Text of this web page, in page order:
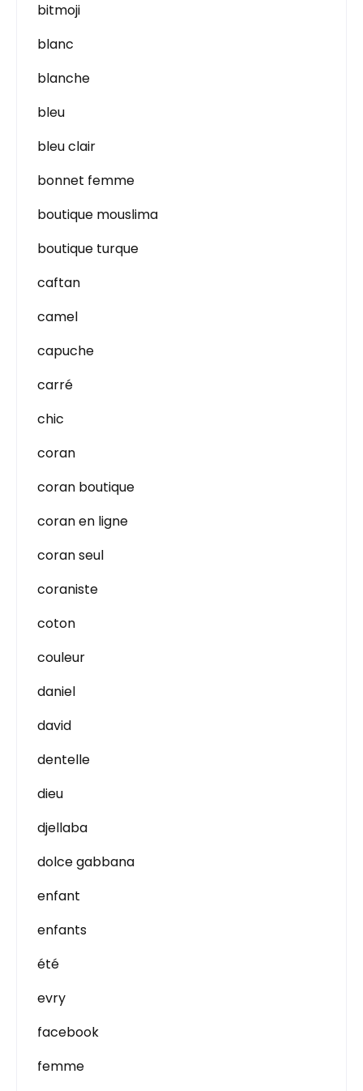
bitmoji
blanc
blanche
bleu
bleu clair
bonnet femme
boutique mouslima
boutique turque
caftan
camel
capuche
carré
chic
coran
coran boutique
coran en ligne
coran seul
coraniste
coton
couleur
daniel
david
dentelle
dieu
djellaba
dolce gabbana
enfant
enfants
été
evry
facebook
femme